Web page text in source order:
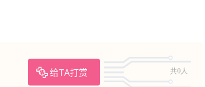
给TA打赏 共0人